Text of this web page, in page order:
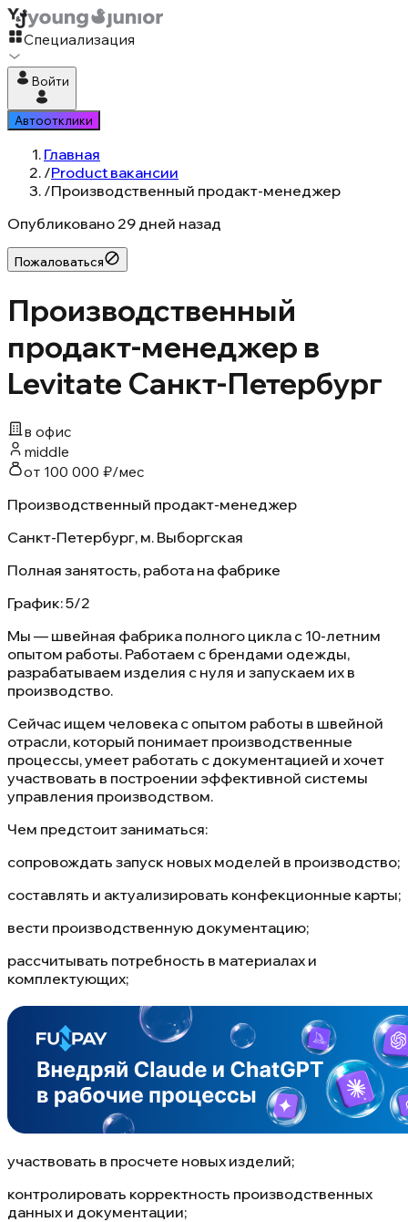
Специализация
Войти
Автоотклики
Главная
/Product вакансии
/Производственный продакт-менеджер
Опубликовано 29 дней назад
Пожаловаться
Производственный
продакт-менеджер в
Levitate Санкт-Петербург
в офис
middle
от 100 000 ₽/мес
Производственный продакт-менеджер
Санкт-Петербург, м. Выборгская
Полная занятость, работа на фабрике
График: 5/2
Мы — швейная фабрика полного цикла с 10-летним
опытом работы. Работаем с брендами одежды,
разрабатываем изделия с нуля и запускаем их в
производство.
Сейчас ищем человека с опытом работы в швейной
отрасли, который понимает производственные
процессы, умеет работать с документацией и хочет
участвовать в построении эффективной системы
управления производством.
Чем предстоит заниматься:
сопровождать запуск новых моделей в производство;
составлять и актуализировать конфекционные карты;
вести производственную документацию;
рассчитывать потребность в материалах и
комплектующих;
участвовать в просчете новых изделий;
контролировать корректность производственных
данных и документации;